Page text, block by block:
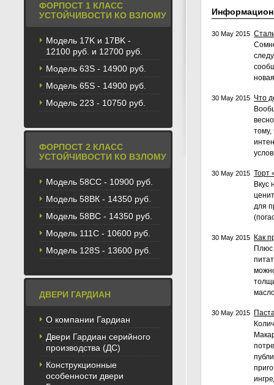
ФОРПОСТ 1 КЛАСС
УСТОЙЧИВОСТИ КО ВЗЛОМУ
Модель 17K и 17BK -
12100 руб. и 12700 руб.
Модель 63S - 14900 руб.
Модель 65S - 14900 руб.
Модель 223 - 10750 руб.
ФОРПОСТ 2 КЛАСС
УСТОЙЧИВОСТИ КО ВЗЛОМУ
Модель 58CС - 10900 руб.
Модель 58BК - 14350 руб.
Модель 58ВС - 14350 руб.
Модель 111С - 10600 руб.
Модель 128S - 13600 руб.
ДВЕРИ ГАРДИАН
О компании Гардиан
Двери Гардиан серийного
производства (ДС)
Конструкционные
особенности двери
30 May 2015
30 May 2015 Что
тому,
30 May 2015 Торт
Вкус
для
30 May 2015
Как
Плюс
30 May 2015